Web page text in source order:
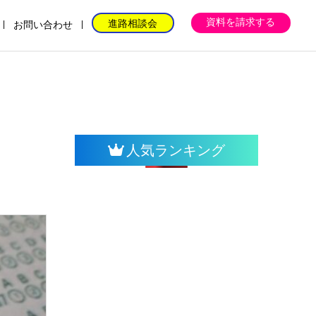
お問い合わせ 進路相談会 資料を請求する
人気ランキング